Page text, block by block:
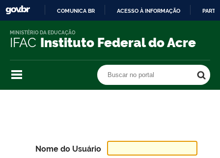
O
COMUNICA BR ACESSO À INFORMAÇÃO
IFAC Instituto Federal do Acre
MINISTÉRIO DA EDUCAÇÃO
Buscar no portal
Nome do Usuário